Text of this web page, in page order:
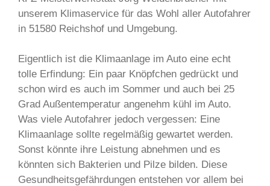
unserem Klimaservice für das Wohl aller Autofahrer
in 51580 Reichshof und Umgebung.
Eigentlich ist die Klimaanlage im Auto eine echt
tolle Erfindung: Ein paar Knöpfchen gedrückt und
schon wird es auch im Sommer und auch bei 25
Grad Außentemperatur angenehm kühl im Auto.
Was viele Autofahrer jedoch vergessen: Eine
Klimaanlage sollte regelmäßig gewartet werden.
Sonst könnte ihre Leistung abnehmen und es
könnten sich Bakterien und Pilze bilden. Diese
Gesundheitsgefährdungen entstehen vor allem bei